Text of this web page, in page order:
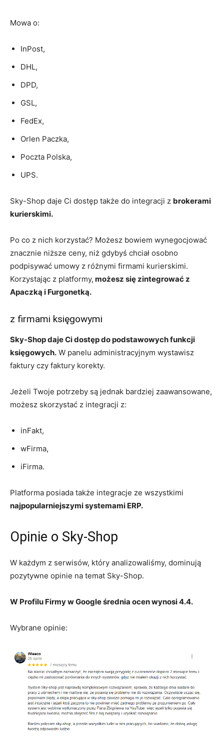
Mowa o:
InPost,
DHL,
DPD,
GSL,
FedEx,
Orlen Paczka,
Poczta Polska,
UPS.
Sky-Shop daje Ci dostęp także do integracji z brokerami
kurierskimi.
Po co z nich korzystać? Możesz bowiem wynegocjować
znacznie niższe ceny, niż gdybyś chciał osobno
podpisywać umowy z różnymi firmami kurierskimi.
Korzystając z platformy, możesz się zintegrować z
Apaczką i Furgonetką.
z firmami księgowymi
Sky-Shop daje Ci dostęp do podstawowych funkcji
księgowych. W panelu administracyjnym wystawisz
faktury czy faktury korekty.
Jeżeli Twoje potrzeby są jednak bardziej zaawansowane,
możesz skorzystać z integracji z:
inFakt,
wFirma,
iFirma.
Platforma posiada także integracje ze wszystkimi
najpopularniejszymi systemami ERP.
Opinie o Sky-Shop
W każdym z serwisów, który analizowaliśmy, dominują
pozytywne opinie na temat Sky-Shop.
W Profilu Firmy w Google średnia ocen wynosi 4.4.
Wybrane opinie: